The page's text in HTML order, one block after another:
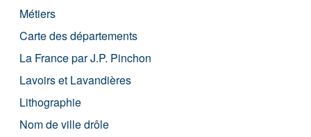
Métiers
Carte des départements
La France par J.P. Pinchon
Lavoirs et Lavandières
Lithographie
Nom de ville drôle